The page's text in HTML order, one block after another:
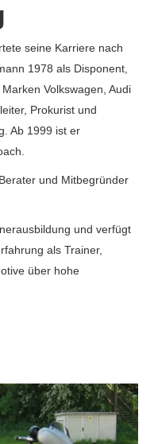
seine Karriere nach
1978 als Disponent,
Volkswagen, Audi
Prokurist und
Ab 1999 ist er
und Mitbegründer
und verfügt
als Trainer,
über hohe